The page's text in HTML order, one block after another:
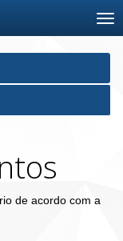
de acordo com a